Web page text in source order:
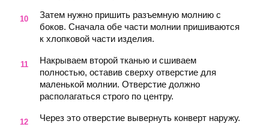
Затем нужно пришить разъемную молнию с
боков. Сначала обе части молнии пришиваются
к хлопковой части изделия.
Накрываем второй тканью и сшиваем
полностью, оставив сверху отверстие для
маленькой молнии. Отверстие должно
располагаться строго по центру.
Через это отверстие вывернуть конверт наружу.